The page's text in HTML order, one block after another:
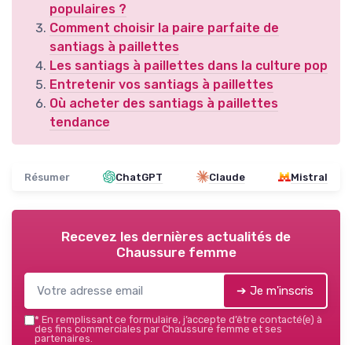
populaires ?
Comment choisir la paire parfaite de
santiags à paillettes
Les santiags à paillettes dans la culture pop
Entretenir vos santiags à paillettes
Où acheter des santiags à paillettes
tendance
Résumer ChatGPT Claude Mistral
Recevez les dernières actualités de
Chaussure femme
➔ Je m'inscris
* En remplissant ce formulaire, j’accepte d’être contacté(e) à
des fins commerciales par Chaussure femme et ses
partenaires.